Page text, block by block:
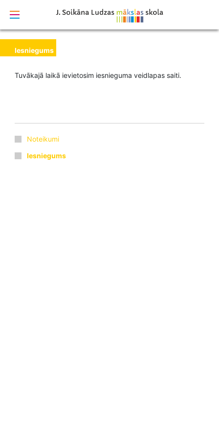
Iesniegums
Tuvākajā laikā ievietosim iesnieguma veidlapas saiti.
Noteikumi
Iesniegums
izstrādāts